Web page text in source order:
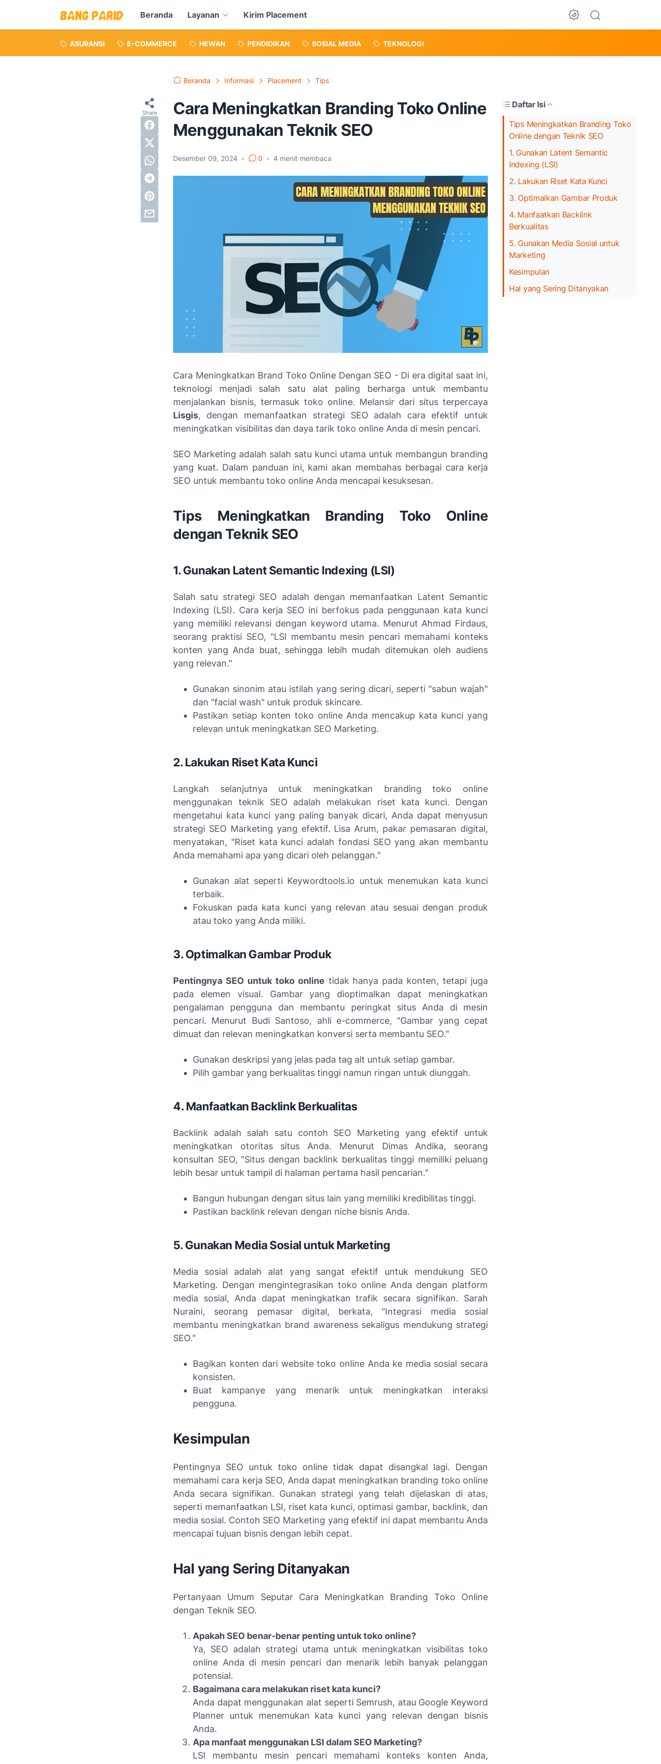
Beranda Layanan Kirim Placement
Dark Mode
ASURANSI E-COMMERCE HEWAN PENDIDIKAN SOSIAL MEDIA TEKNOLOGI
Beranda Informasi Placement Tips
Cara Meningkatkan Branding Toko Online
Menggunakan Teknik SEO
Desember 09, 2024 • 0 • 4 menit membaca
Daftar Isi
Tips Meningkatkan Branding Toko
Online dengan Teknik SEO
1. Gunakan Latent Semantic
Indexing (LSI)
2. Lakukan Riset Kata Kunci
3. Optimalkan Gambar Produk
4. Manfaatkan Backlink
Berkualitas
5. Gunakan Media Sosial untuk
Marketing
Kesimpulan
Hal yang Sering Ditanyakan
Cara Meningkatkan Brand Toko Online Dengan SEO - Di era digital saat ini,
teknologi menjadi salah satu alat paling berharga untuk membantu
menjalankan bisnis, termasuk toko online. Melansir dari situs terpercaya
Lisgis, dengan memanfaatkan strategi SEO adalah cara efektif untuk
meningkatkan visibilitas dan daya tarik toko online Anda di mesin pencari.
SEO Marketing adalah salah satu kunci utama untuk membangun branding
yang kuat. Dalam panduan ini, kami akan membahas berbagai cara kerja
SEO untuk membantu toko online Anda mencapai kesuksesan.
Tips Meningkatkan Branding Toko Online
dengan Teknik SEO
1. Gunakan Latent Semantic Indexing (LSI)
Salah satu strategi SEO adalah dengan memanfaatkan Latent Semantic
Indexing (LSI). Cara kerja SEO ini berfokus pada penggunaan kata kunci
yang memiliki relevansi dengan keyword utama. Menurut Ahmad Firdaus,
seorang praktisi SEO, "LSI membantu mesin pencari memahami konteks
konten yang Anda buat, sehingga lebih mudah ditemukan oleh audiens
yang relevan."
Gunakan sinonim atau istilah yang sering dicari, seperti "sabun wajah"
dan "facial wash" untuk produk skincare.
Pastikan setiap konten toko online Anda mencakup kata kunci yang
relevan untuk meningkatkan SEO Marketing.
2. Lakukan Riset Kata Kunci
Langkah selanjutnya untuk meningkatkan branding toko online
menggunakan teknik SEO adalah melakukan riset kata kunci. Dengan
mengetahui kata kunci yang paling banyak dicari, Anda dapat menyusun
strategi SEO Marketing yang efektif. Lisa Arum, pakar pemasaran digital,
menyatakan, "Riset kata kunci adalah fondasi SEO yang akan membantu
Anda memahami apa yang dicari oleh pelanggan."
Gunakan alat seperti Keywordtools.io untuk menemukan kata kunci
terbaik.
Fokuskan pada kata kunci yang relevan atau sesuai dengan produk
atau toko yang Anda miliki.
3. Optimalkan Gambar Produk
Pentingnya SEO untuk toko online tidak hanya pada konten, tetapi juga
pada elemen visual. Gambar yang dioptimalkan dapat meningkatkan
pengalaman pengguna dan membantu peringkat situs Anda di mesin
pencari. Menurut Budi Santoso, ahli e-commerce, "Gambar yang cepat
dimuat dan relevan meningkatkan konversi serta membantu SEO."
Gunakan deskripsi yang jelas pada tag alt untuk setiap gambar.
Pilih gambar yang berkualitas tinggi namun ringan untuk diunggah.
4. Manfaatkan Backlink Berkualitas
Backlink adalah salah satu contoh SEO Marketing yang efektif untuk
meningkatkan otoritas situs Anda. Menurut Dimas Andika, seorang
konsultan SEO, "Situs dengan backlink berkualitas tinggi memiliki peluang
lebih besar untuk tampil di halaman pertama hasil pencarian."
Bangun hubungan dengan situs lain yang memiliki kredibilitas tinggi.
Pastikan backlink relevan dengan niche bisnis Anda.
5. Gunakan Media Sosial untuk Marketing
Media sosial adalah alat yang sangat efektif untuk mendukung SEO
Marketing. Dengan mengintegrasikan toko online Anda dengan platform
media sosial, Anda dapat meningkatkan trafik secara signifikan. Sarah
Nuraini, seorang pemasar digital, berkata, "Integrasi media sosial
membantu meningkatkan brand awareness sekaligus mendukung strategi
SEO."
Bagikan konten dari website toko online Anda ke media sosial secara
konsisten.
Buat kampanye yang menarik untuk meningkatkan interaksi
pengguna.
Kesimpulan
Pentingnya SEO untuk toko online tidak dapat disangkal lagi. Dengan
memahami cara kerja SEO, Anda dapat meningkatkan branding toko online
Anda secara signifikan. Gunakan strategi yang telah dijelaskan di atas,
seperti memanfaatkan LSI, riset kata kunci, optimasi gambar, backlink, dan
media sosial. Contoh SEO Marketing yang efektif ini dapat membantu Anda
mencapai tujuan bisnis dengan lebih cepat.
Hal yang Sering Ditanyakan
Pertanyaan Umum Seputar Cara Meningkatkan Branding Toko Online
dengan Teknik SEO.
Apakah SEO benar-benar penting untuk toko online?
Ya, SEO adalah strategi utama untuk meningkatkan visibilitas toko
online Anda di mesin pencari dan menarik lebih banyak pelanggan
potensial.
Bagaimana cara melakukan riset kata kunci?
Anda dapat menggunakan alat seperti Semrush, atau Google Keyword
Planner untuk menemukan kata kunci yang relevan dengan bisnis
Anda.
Apa manfaat menggunakan LSI dalam SEO Marketing?
LSI membantu mesin pencari memahami konteks konten Anda,